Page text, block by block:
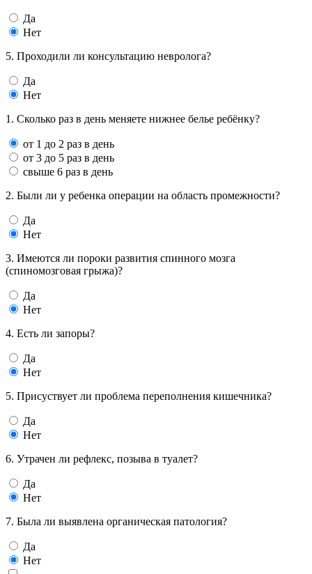
Да
Нет
5. Проходили ли консультацию невролога?
Да
Нет
1. Сколько раз в день меняете нижнее белье ребёнку?
от 1 до 2 раз в день
от 3 до 5 раз в день
свыше 6 раз в день
2. Были ли у ребенка операции на область промежности?
Да
Нет
3. Имеются ли пороки развития спинного мозга
(спиномозговая грыжа)?
Да
Нет
4. Есть ли запоры?
Да
Нет
5. Присуствует ли проблема переполнения кишечника?
Да
Нет
6. Утрачен ли рефлекс, позыва в туалет?
Да
Нет
7. Была ли выявлена органическая патология?
Да
Нет